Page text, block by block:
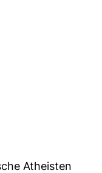
Atheisten